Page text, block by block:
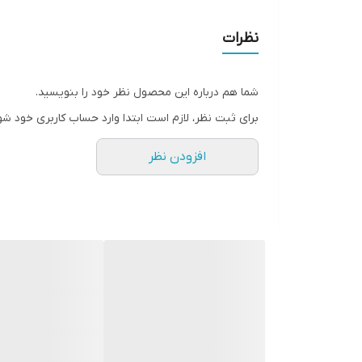
نظرات
شما هم درباره این محصول نظر خود را بنویسید.
برای ثبت نظر، لازم است ابتدا وارد حساب کاربری خود
افزودن نظر